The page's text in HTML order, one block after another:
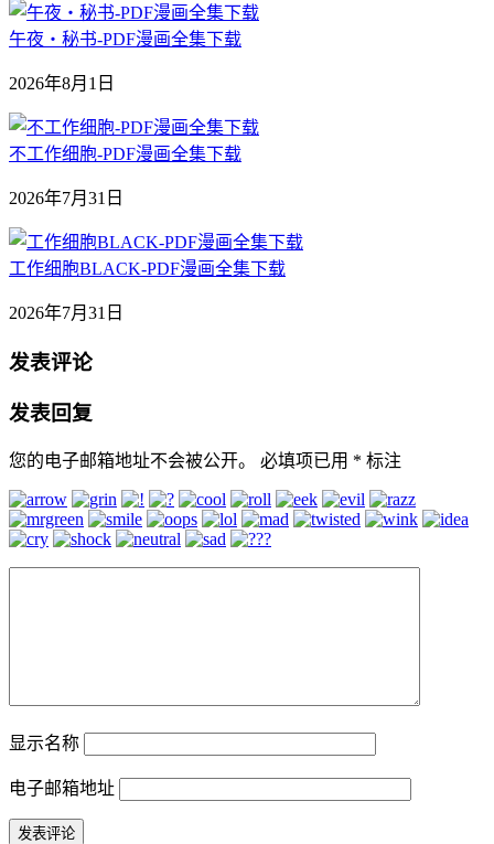
午夜‧秘书-PDF漫画全集下载
2026年8月1日
不工作细胞-PDF漫画全集下载
2026年7月31日
工作细胞BLACK-PDF漫画全集下载
2026年7月31日
发表评论
发表回复
您的电子邮箱地址不会被公开。 必填项已用 * 标注
显示名称
电子邮箱地址